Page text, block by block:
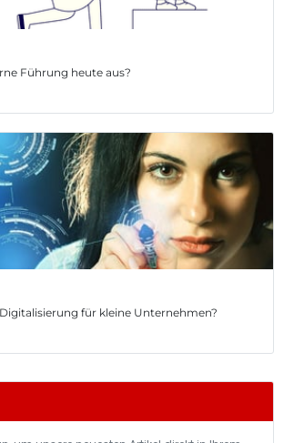
Führung heute aus?
für kleine Unternehmen?